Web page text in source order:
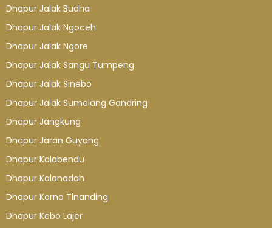
Dhapur Jalak Budha
Dhapur Jalak Ngoceh
Dhapur Jalak Ngore
Dhapur Jalak Sangu Tumpeng
Dhapur Jalak Sinebo
Dhapur Jalak Sumelang Gandring
Dhapur Jangkung
Dhapur Jaran Guyang
Dhapur Kalabendu
Dhapur Kalanadah
Dhapur Karno Tinanding
Dhapur Kebo Lajer